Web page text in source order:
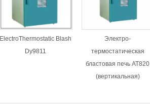
ElectroThermostatic Blash
Dy9811
Электро-
термостатическая
бластовая печь AT820
(вертикальная)